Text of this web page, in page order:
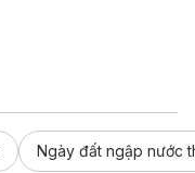
Ngày đất ngập nước